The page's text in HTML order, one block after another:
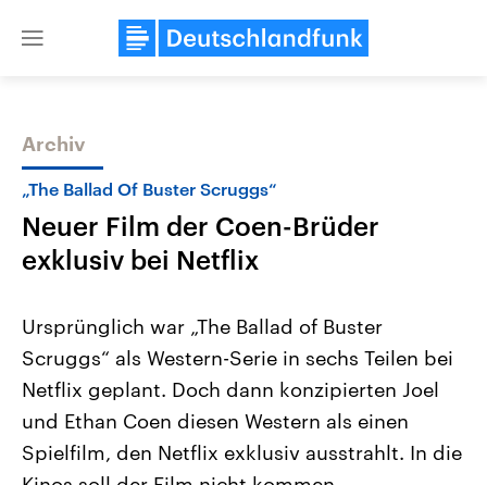
Close
Themen
Landtagswahl Sachsen-Anhalt
2026
Alle Informationen
Sachsen-Anhalt wählt am 6.
September 2026 einen neuen
Landtag. Seit 2021 wird das
Aktuelle Beiträge,
Hintergründe
Wirtschaftlich und
gehören die Vereinigten
den mächtigsten Ländern
Archiv
„The Ballad Of Buster Scruggs“
Neuer Film der Coen-Brüder
exklusiv bei Netflix
Ursprünglich war „The Ballad of Buster
Scruggs“ als Western-Serie in sechs Teilen bei
Netflix geplant. Doch dann konzipierten Joel
und Ethan Coen diesen Western als einen
Spielfilm, den Netflix exklusiv ausstrahlt. In die